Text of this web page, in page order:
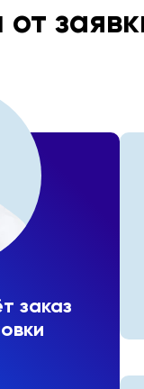
заказ